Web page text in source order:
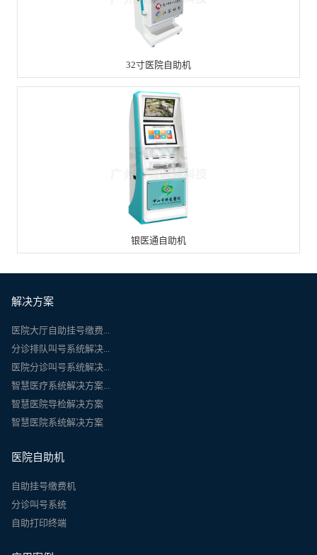
32寸医院自助机
银医通自助机
解决方案
医院大厅自助挂号缴费...
分诊排队叫号系统解决...
医院分诊叫号系统解决...
智慧医疗系统解决方案...
智慧医院导检解决方案
智慧医院系统解决方案
医院自助机
自助挂号缴费机
分诊叫号系统
自助打印终端